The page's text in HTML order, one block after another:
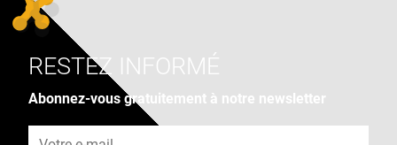
RESTEZ INFORMÉ
Abonnez-vous gratuitement à notre newsletter